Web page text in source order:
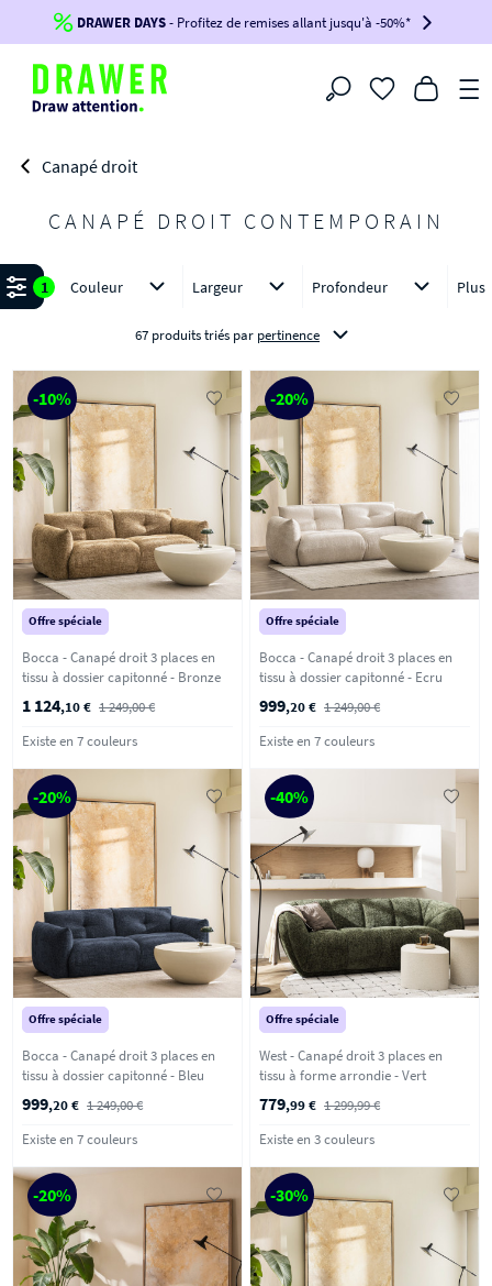
Jusqu'à-100€*sur votre commande !
BIKINI100
-voir conditions en bas de page-
DRAWER DAYS- Profitez de remises allant jusqu'à -50%*
Filtrer
Canapé droit
CANAPÉ DROIT CONTEMPORAIN
Affiner
1 Couleur Largeur Profondeur Plus
67 produits triés par pertinence
-10%
Offre spéciale
Bocca - Canapé droit 3 places en
tissu à dossier capitonné - Bronze
1 124,10 € 1 249,00 €
Existe en 7 couleurs
-20%
Offre spéciale
Bocca - Canapé droit 3 places en
tissu à dossier capitonné - Ecru
999,20 € 1 249,00 €
Existe en 7 couleurs
-20%
Offre spéciale
Bocca - Canapé droit 3 places en
tissu à dossier capitonné - Bleu
999,20 € 1 249,00 €
Existe en 7 couleurs
-40%
Offre spéciale
West - Canapé droit 3 places en
tissu à forme arrondie - Vert
779,99 € 1 299,99 €
Existe en 3 couleurs
-20% -30%